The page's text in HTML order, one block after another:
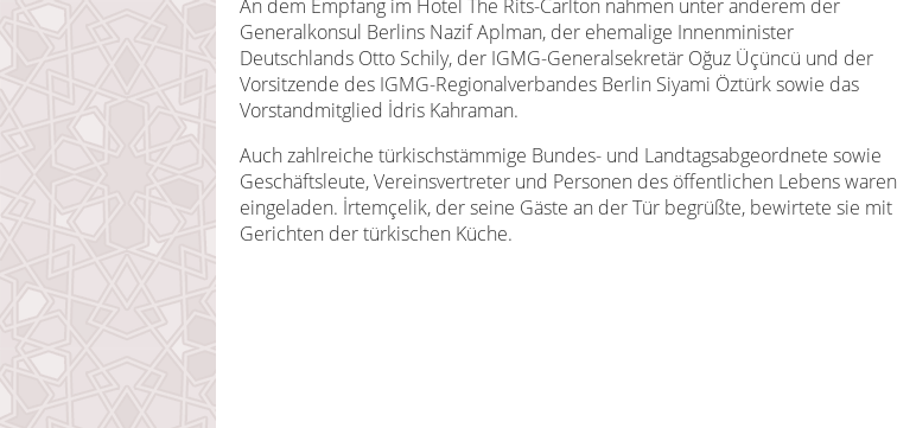
An dem Empfang im Hotel The Rits-Carlton nahmen unter anderem der
Generalkonsul Berlins Nazif Aplman, der ehemalige Innenminister
Deutschlands Otto Schily, der IGMG-Generalsekretär Oğuz Üçüncü und der
Vorsitzende des IGMG-Regionalverbandes Berlin Siyami Öztürk sowie das
Vorstandmitglied İdris Kahraman.
Auch zahlreiche türkischstämmige Bundes- und Landtagsabgeordnete sowie
Geschäftsleute, Vereinsvertreter und Personen des öffentlichen Lebens waren
eingeladen. İrtemçelik, der seine Gäste an der Tür begrüßte, bewirtete sie mit
Gerichten der türkischen Küche.